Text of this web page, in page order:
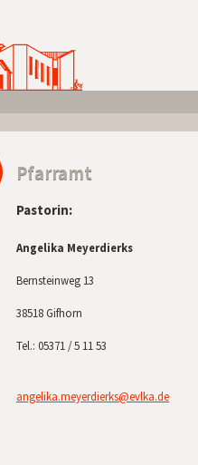
Pfarramt
Pastorin:
Angelika Meyerdierks
Bernsteinweg 13
38518 Gifhorn
Tel.: 05371 / 5 11 53
angelika.meyerdierks@evlka.de